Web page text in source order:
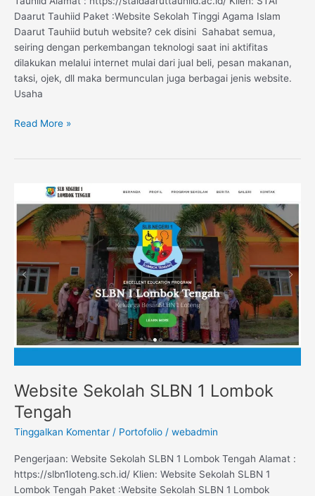
Daarut Tauhiid Paket :Website Sekolah Tinggi Agama Islam
Daarut Tauhiid butuh website? cek disini Sahabat semua,
seiring dengan perkembangan teknologi saat ini aktifitas
dilakukan melalui internet mulai dari jual beli, pesan makanan,
taksi, ojek, dll maka bermunculan juga berbagai jenis website.
Usaha
Read More »
Website Sekolah SLBN 1 Lombok
Tengah
Tinggalkan Komentar / Portofolio / webadmin
Pengerjaan: Website Sekolah SLBN 1 Lombok Tengah Alamat :
https://slbn1loteng.sch.id/ Klien: Website Sekolah SLBN 1
Lombok Tengah Paket :Website Sekolah SLBN 1 Lombok
Website
Sekolah
SLBN
1
Lombok
Tengah